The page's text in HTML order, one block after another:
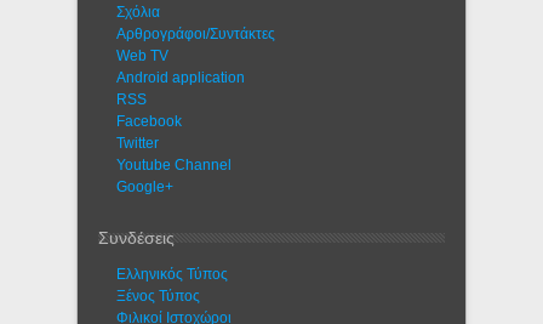
Σχόλια
Αρθρογράφοι/Συντάκτες
Web TV
Android application
RSS
Facebook
Twitter
Youtube Channel
Google+
Συνδέσεις
Ελληνικός Τύπος
Ξένος Τύπος
Φιλικοί Ιστοχώροι